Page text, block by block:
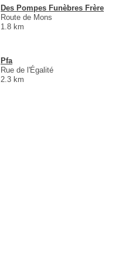
Des Pompes Funèbres Frère
Route de Mons
1.8 km
Pfa
Rue de l'Égalité
2.3 km